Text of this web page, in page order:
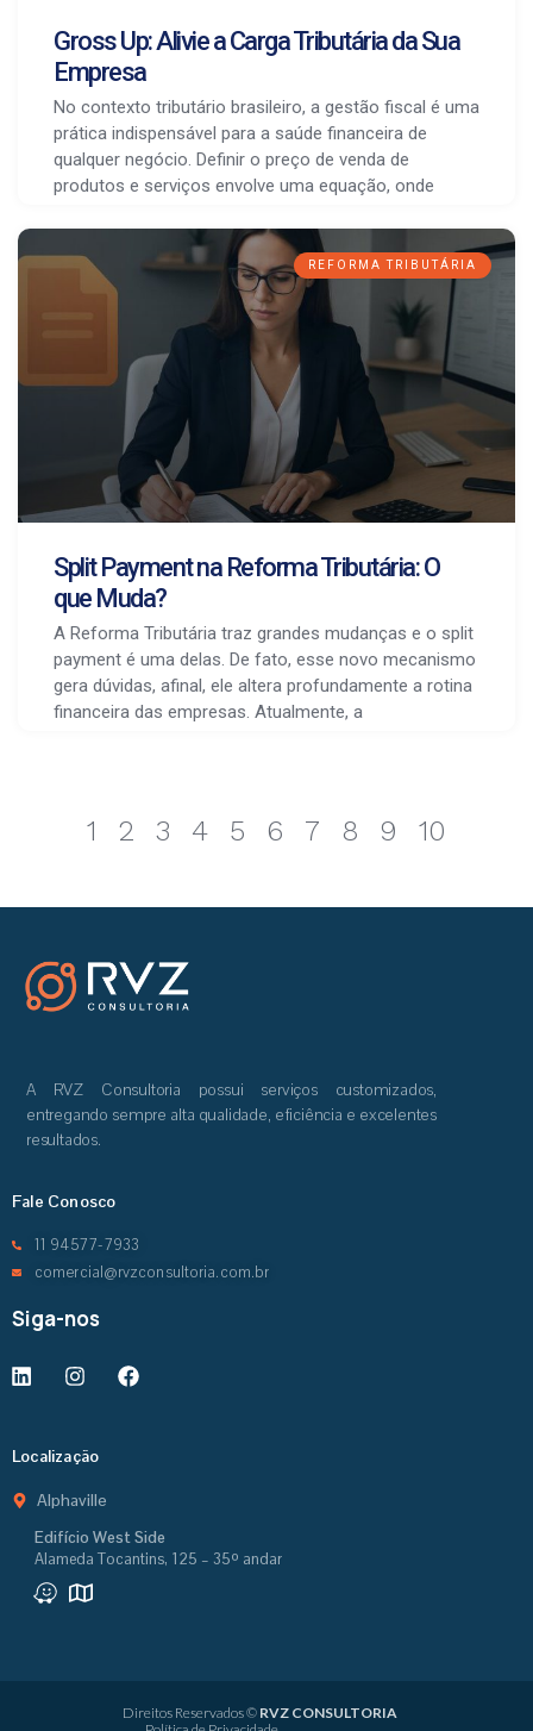
Gross Up: Alivie a Carga Tributária da Sua
Empresa
No contexto tributário brasileiro, a gestão fiscal é uma
prática indispensável para a saúde financeira de
qualquer negócio. Definir o preço de venda de
produtos e serviços envolve uma equação, onde
REFORMA TRIBUTÁRIA
Split Payment na Reforma Tributária: O
que Muda?
A Reforma Tributária traz grandes mudanças e o split
payment é uma delas. De fato, esse novo mecanismo
gera dúvidas, afinal, ele altera profundamente a rotina
financeira das empresas. Atualmente, a
1 2 3 4 5 6 7 8 9 10
A RVZ Consultoria possui serviços customizados,
entregando sempre alta qualidade, eficiência e excelentes
resultados.
Fale Conosco
11 94577-7933
comercial@rvzconsultoria.com.br
Siga-nos
Localização
Alphaville
Edifício West Side
Alameda Tocantins, 125 – 35º andar
Direitos Reservados © RVZ CONSULTORIA